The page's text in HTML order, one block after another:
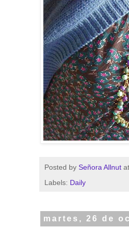
Posted by Señora Allnut at
Labels: Daily
martes, 26 de